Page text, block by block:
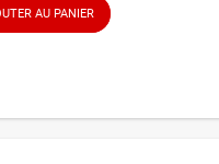
AU PANIER